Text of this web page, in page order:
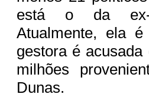
está o da ex-
Atualmente, ela
gestora é
milhões
Dunas.